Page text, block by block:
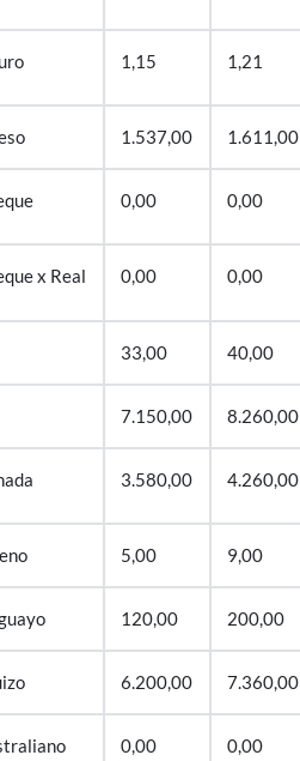
1,15 1,21
1.537,00 1.611,00
0,00 0,00
x Real 0,00 0,00
33,00 40,00
7.150,00 8.260,00
3.580,00 4.260,00
5,00 9,00
120,00 200,00
6.200,00 7.360,00
0,00 0,00